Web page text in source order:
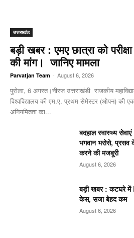
उत्तराखंड
बड़ी खबर : एमए छात्रा को
की मांग। जानिए मामला
Parvatjan Team - August 6, 2026
पुरोला, 6 अगस्त।नीरज उत्तराखंडी राजकीय
विश्वविद्यालय की एम.ए. प्रथम सेमेस्टर (ओपन) की एक
अनियमितता का...
बदहाल स्वास्थ्य
भगवान भरोसे,
करने की मजबूरी
August 6, 2026
बड़ी खबर : कटघरे में
केस, सजा बेहद कम
August 6, 2026